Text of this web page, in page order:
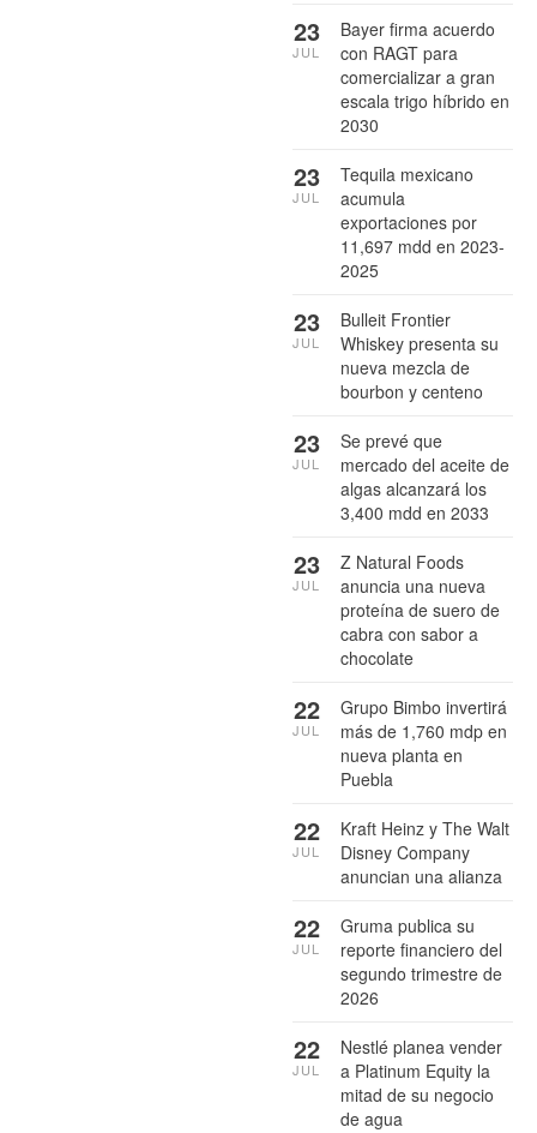
Bayer firma acuerdo
con RAGT para
comercializar a gran
escala trigo híbrido en
2030
23
JUL
Tequila mexicano
acumula
exportaciones por
11,697 mdd en 2023-
2025
23
JUL
Bulleit Frontier
Whiskey presenta su
nueva mezcla de
bourbon y centeno
23
JUL
Se prevé que
mercado del aceite de
algas alcanzará los
3,400 mdd en 2033
23
JUL
Z Natural Foods
anuncia una nueva
proteína de suero de
cabra con sabor a
chocolate
23
JUL
Grupo Bimbo invertirá
más de 1,760 mdp en
nueva planta en
Puebla
22
JUL
Kraft Heinz y The Walt
Disney Company
anuncian una alianza
22
JUL
Gruma publica su
reporte financiero del
segundo trimestre de
2026
22
JUL
Nestlé planea vender
a Platinum Equity la
mitad de su negocio
de agua
22
JUL